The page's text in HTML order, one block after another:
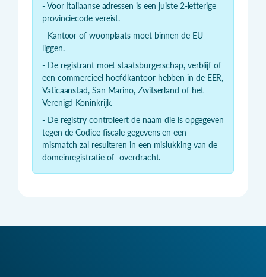
- Voor Italiaanse adressen is een juiste 2-letterige
provinciecode vereist.
- Kantoor of woonplaats moet binnen de EU
liggen.
- De registrant moet staatsburgerschap, verblijf of
een commercieel hoofdkantoor hebben in de EER,
Vaticaanstad, San Marino, Zwitserland of het
Verenigd Koninkrijk.
- De registry controleert de naam die is opgegeven
tegen de Codice fiscale gegevens en een
mismatch zal resulteren in een mislukking van de
domeinregistratie of -overdracht.